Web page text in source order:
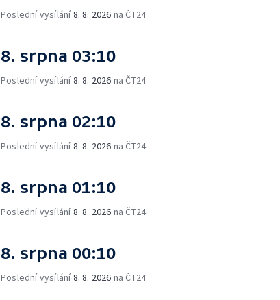
Poslední vysílání8. 8. 2026 na ČT24
8. srpna 03:10
Poslední vysílání8. 8. 2026 na ČT24
8. srpna 02:10
Poslední vysílání8. 8. 2026 na ČT24
8. srpna 01:10
Poslední vysílání8. 8. 2026 na ČT24
8. srpna 00:10
Poslední vysílání8. 8. 2026 na ČT24